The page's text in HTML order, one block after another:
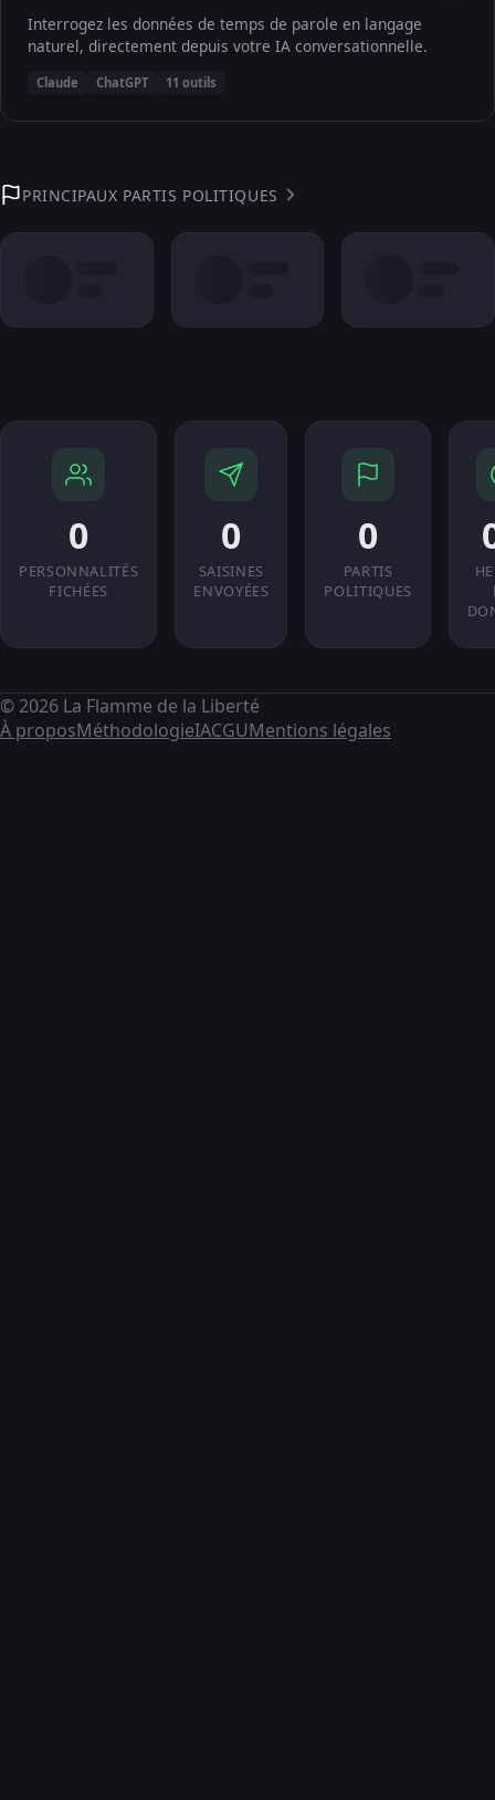
Interrogez les données de temps de parole en langage
naturel, directement depuis votre IA conversationnelle.
Claude ChatGPT 11 outils
PRINCIPAUX PARTIS POLITIQUES
0
PERSONNALITÉS
FICHÉES
0
SAISINES
ENVOYÉES
0
PARTIS
POLITIQUES
© 2026 La Flamme de la Liberté
À proposMéthodologieIACGUMentions légales